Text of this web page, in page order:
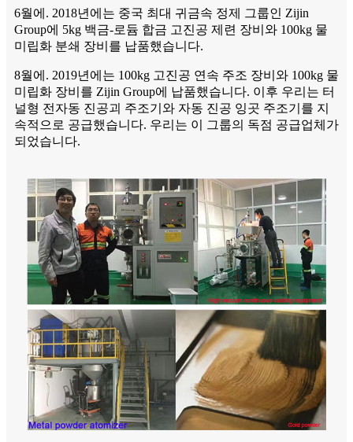
6월에. 2018년에는 중국 최대 귀금속 정제 그룹인 Zijin
Group에 5kg 백금-로듐 합금 고진공 제련 장비와 100kg 물
미립화 분쇄 장비를 납품했습니다.
8월에. 2019년에는 100kg 고진공 연속 주조 장비와 100kg 물
미립화 장비를 Zijin Group에 납품했습니다. 이후 우리는 터
널형 전자동 진공괴 주조기와 자동 진공 잉곳 주조기를 지
속적으로 공급했습니다. 우리는 이 그룹의 독점 공급업체가
되었습니다.